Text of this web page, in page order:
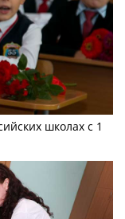
школах с 1